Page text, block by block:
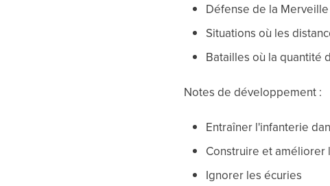
Défense de la
Situations où les
Batailles où la quantité
Notes de développement :
Entraîner l'infanterie
Construire et améliorer
Ignorer les écuries